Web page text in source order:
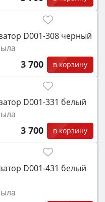
D001-308 черный
3 700 в корзину
D001-331 белый
3 700 в корзину
D001-431 белый